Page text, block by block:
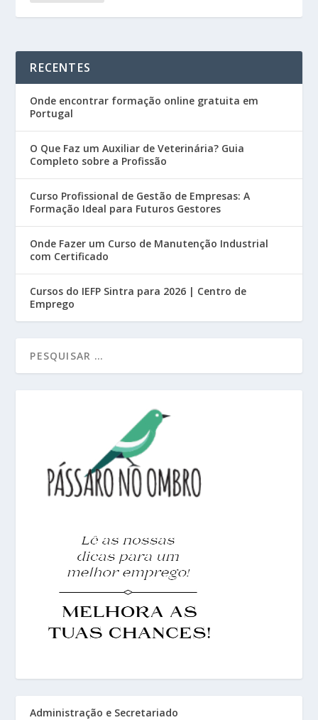
RECENTES
Onde encontrar formação online gratuita em
Portugal
O Que Faz um Auxiliar de Veterinária? Guia
Completo sobre a Profissão
Curso Profissional de Gestão de Empresas: A
Formação Ideal para Futuros Gestores
Onde Fazer um Curso de Manutenção Industrial
com Certificado
Cursos do IEFP Sintra para 2026 | Centro de
Emprego
Administração e Secretariado